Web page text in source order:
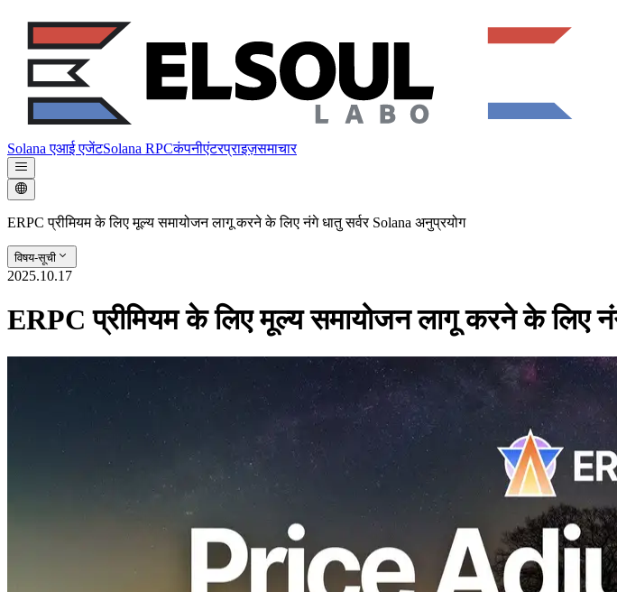
Solana एआई एजेंटSolana RPCकंपनीएंटरप्राइज़समाचार
ERPC प्रीमियम के लिए मूल्य समायोजन लागू करने के लिए नंगे धातु सर्वर Solana अनुप्रयोग
विषय-सूची
2025.10.17
ERPC प्रीमियम के लिए मूल्य समायोजन लागू करने के लिए